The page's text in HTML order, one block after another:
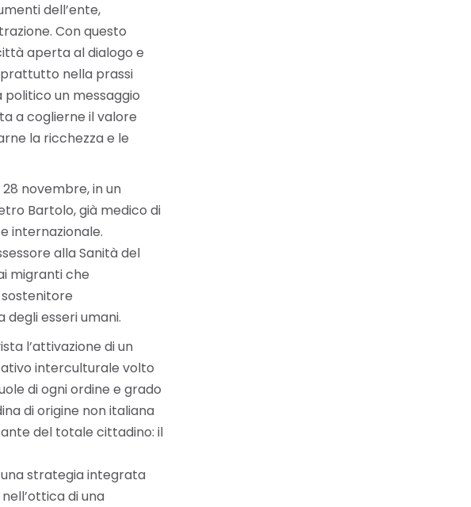
dell’ente,
Con questo
aperta al dialogo e
nella prassi
un messaggio
a coglierne il valore
la ricchezza e le
novembre, in un
Bartolo, già medico di
internazionale.
alla Sanità del
migranti che
esseri umani.
l’attivazione di un
interculturale volto
di ogni ordine e grado
di origine non italiana
del totale cittadino: il
strategia integrata
di una